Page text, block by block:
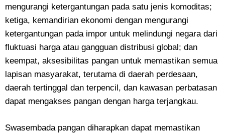
mengurangi ketergantungan pada satu jenis komoditas;
ketiga, kemandirian ekonomi dengan mengurangi
ketergantungan pada impor untuk melindungi negara dari
fluktuasi harga atau gangguan distribusi global; dan
keempat, aksesibilitas pangan untuk memastikan semua
lapisan masyarakat, terutama di daerah perdesaan,
daerah tertinggal dan terpencil, dan kawasan perbatasan
dapat mengakses pangan dengan harga terjangkau.
Swasembada pangan diharapkan dapat memastikan